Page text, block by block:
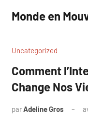
contenu
Monde en
Uncategorized
Comment
Change Nos
parAdeline Gros